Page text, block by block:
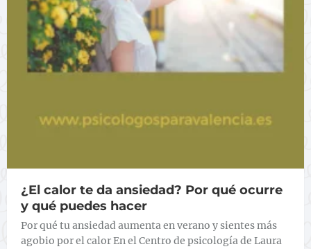
¿El calor te da ansiedad? Por qué ocurre
y qué puedes hacer
Por qué tu ansiedad aumenta en verano y sientes más
agobio por el calor En el Centro de psicología de Laura